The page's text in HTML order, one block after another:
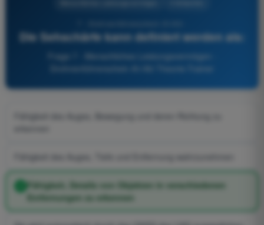
Die Sehschärfe kann definiert werden als:
Frage 7 - Menschliches Leistungsvermögen -
Fähigkeit, Details von Objekten in verschiedenen
Entfernungen zu erkennen